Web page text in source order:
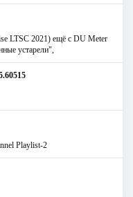
LTSC 2021) ещё с DU Meter
устарели",
Playlist-2